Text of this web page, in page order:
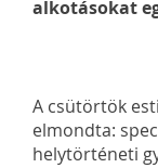
alkotásokat
A csütörtök
elmondta:
helytörténeti